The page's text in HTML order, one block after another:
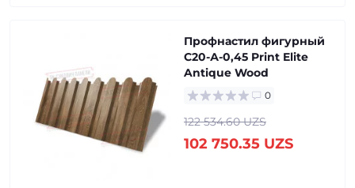
Профнастил фигурный
С20-А-0,45 Print Elite
Antique Wood
0
122 534.60 UZS
102 750.35 UZS